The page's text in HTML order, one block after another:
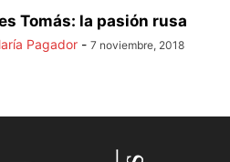
Tomás: la pasión rusa
Pagador - 7 noviembre, 2018